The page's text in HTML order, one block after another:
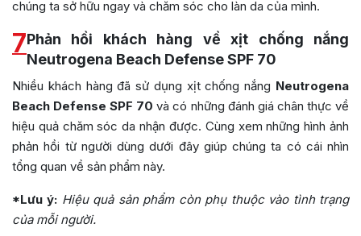
chúng ta sở hữu ngay và chăm sóc cho làn da của mình.
7Phản hồi khách hàng về xịt chống nắng
Neutrogena Beach Defense SPF 70
Nhiều khách hàng đã sử dụng xịt chống nắng Neutrogena
Beach Defense SPF 70 và có những đánh giá chân thực về
hiệu quả chăm sóc da nhận được. Cùng xem những hình ảnh
phản hồi từ người dùng dưới đây giúp chúng ta có cái nhìn
tổng quan về sản phẩm này.
*Lưu ý: Hiệu quả sản phẩm còn phụ thuộc vào tình trạng
của mỗi người.